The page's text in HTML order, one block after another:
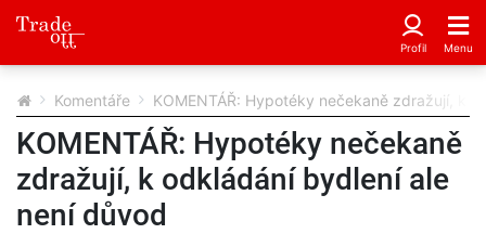
Komentáře KOMENTÁŘ: Hypotéky nečekaně zdražují, k
KOMENTÁŘ: Hypotéky nečekaně
zdražují, k odkládání bydlení ale
není důvod